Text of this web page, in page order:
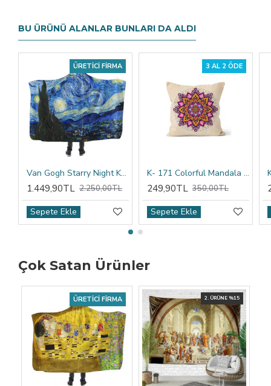
BU ÜRÜNÜ ALANLAR BUNLARI DA ALDI
ÜRETICI FIRMA
Van Gogh Starry Night Kapşonlu Battaniye
1.449,90TL 2.250,00TL
Sepete Ekle
3 AL 2 ÖDE
K- 171 Colorful Mandala Tribal Çift Tarafı Baskılı Kırlent Kılıfı
249,90TL 350,00TL
Sepete Ekle
Çok Satan Ürünler
ÜRETICI FIRMA 2. ÜRÜNE %15